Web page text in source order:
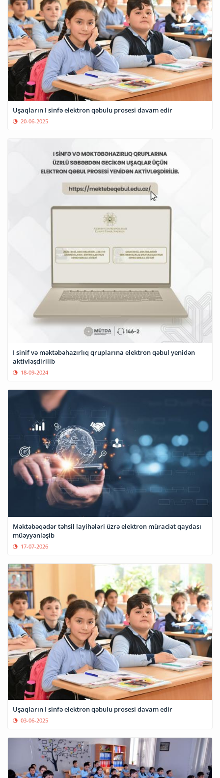
Uşaqların I sinfə elektron qəbulu prosesi davam edir
20-06-2025
I sinif və məktəbəhazırlıq qruplarına elektron qəbul yenidən
aktivləşdirilib
18-09-2024
Məktəbəqədər təhsil layihələri üzrə elektron müraciət qaydası
müəyyənləşib
17-07-2026
Uşaqların I sinfə elektron qəbulu prosesi davam edir
03-06-2025